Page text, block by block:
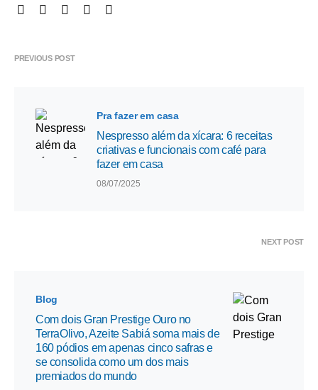
PREVIOUS POST
Pra fazer em casa
Nespresso além da xícara: 6 receitas
criativas e funcionais com café para
fazer em casa
08/07/2025
NEXT POST
Blog
Com dois Gran Prestige Ouro no
TerraOlivo, Azeite Sabiá soma mais de
160 pódios em apenas cinco safras e
se consolida como um dos mais
premiados do mundo